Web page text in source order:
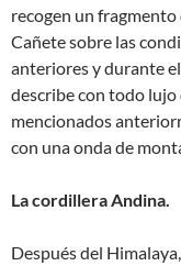
recogen un
Cañete sobre las
anteriores y durante
describe con todo lujo
mencionados
con una onda de
La cordillera Andina.
Después del